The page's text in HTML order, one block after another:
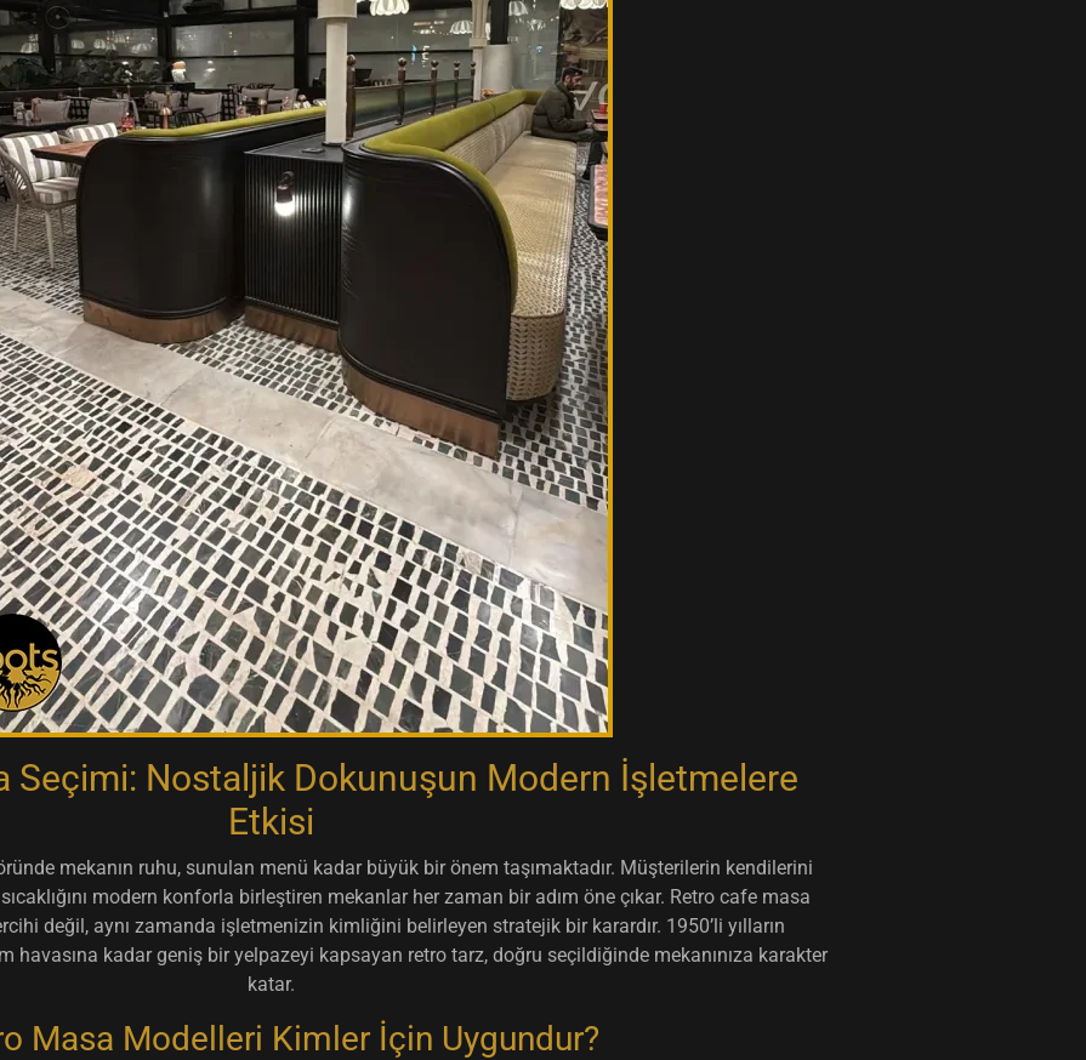
Seçimi: Nostaljik Dokunuşun Modern İşletmelere
Etkisi
mekanın ruhu, sunulan menü kadar büyük bir önem taşımaktadır. Müşterilerin kendilerini
modern konforla birleştiren mekanlar her zaman bir adım öne çıkar. Retro cafe masa
değil, aynı zamanda işletmenizin kimliğini belirleyen stratejik bir karardır. 1950’li yılların
havasına kadar geniş bir yelpazeyi kapsayan retro tarz, doğru seçildiğinde mekanınıza karakter
katar.
Masa Modelleri Kimler İçin Uygundur?